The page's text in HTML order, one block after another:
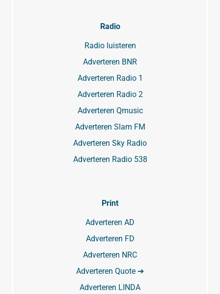
Radio
Radio luisteren
Adverteren BNR
Adverteren Radio 1
Adverteren Radio 2
Adverteren Qmusic
Adverteren Slam FM
Adverteren Sky Radio
Adverteren Radio 538
Print
Adverteren AD
Adverteren FD
Adverteren NRC
Adverteren Quote ➔
Adverteren LINDA